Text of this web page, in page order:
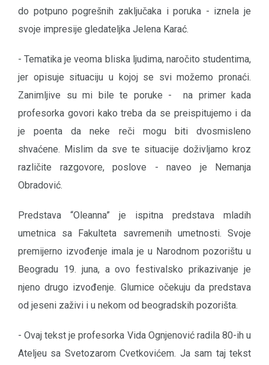
do potpuno pogrešnih zaključaka i poruka - iznela je
svoje impresije gledateljka Jelena Karać.
- Tematika je veoma bliska ljudima, naročito studentima,
jer opisuje situaciju u kojoj se svi možemo pronaći.
Zanimljive su mi bile te poruke - na primer kada
profesorka govori kako treba da se preispitujemo i da
je poenta da neke reči mogu biti dvosmisleno
shvaćene. Mislim da sve te situacije doživljamo kroz
različite razgovore, poslove - naveo je Nemanja
Obradović.
Predstava “Oleanna” je ispitna predstava mladih
umetnica sa Fakulteta savremenih umetnosti. Svoje
premijerno izvođenje imala je u Narodnom pozorištu u
Beogradu 19. juna, a ovo festivalsko prikazivanje je
njeno drugo izvođenje. Glumice očekuju da predstava
od jeseni zaživi i u nekom od beogradskih pozorišta.
- Ovaj tekst je profesorka Vida Ognjenović radila 80-ih u
Ateljeu sa Svetozarom Cvetkovićem. Ja sam taj tekst